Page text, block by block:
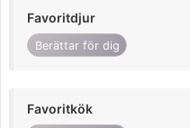
Favoritdjur
Berättar för dig
Favoritkök